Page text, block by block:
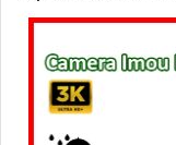
5:
di động tương thích
camera từ xa mọi lúc,
Hy vọng những lời
chiếc Camera Wifi